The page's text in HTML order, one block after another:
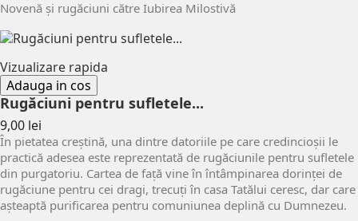
Novenă și rugăciuni către Iubirea Milostivă
Vizualizare rapida
Adauga in cos
Rugăciuni pentru sufletele...
9,00 lei
În pietatea creștină, una dintre datoriile pe care credincioșii le
practică adesea este reprezentată de rugăciunile pentru sufletele
din purgatoriu. Cartea de față vine în întâmpinarea dorinței de
rugăciune pentru cei dragi, trecuți în casa Tatălui ceresc, dar care
așteaptă purificarea pentru comuniunea deplină cu Dumnezeu.